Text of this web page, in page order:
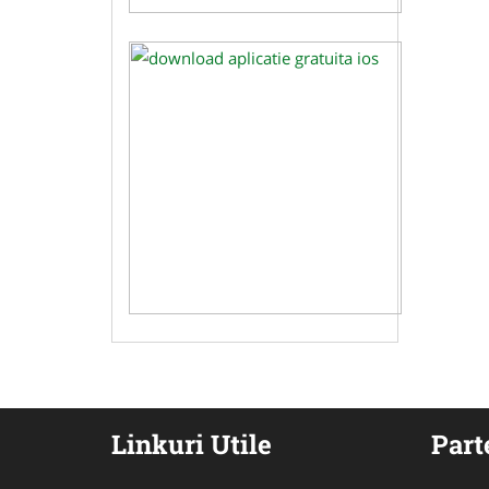
Linkuri Utile